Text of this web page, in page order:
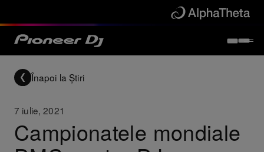
Înapoi la Știri
7 iulie, 2021
Campionatele mondiale